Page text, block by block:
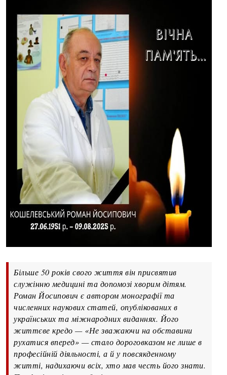
Більше 50 років свого життя він присвятив
служінню медицині та допомозі хворим дітям.
Роман Йосипович є автором монографії та
численних наукових статей, опублікованих в
українських та міжнародних виданнях. Його
життєве кредо — «Не зважаючи на обставини
рухатися вперед» — стало дороговказом не лише в
професійній діяльності, а й у повсякденному
житті, надихаючи всіх, хто мав честь його знати.